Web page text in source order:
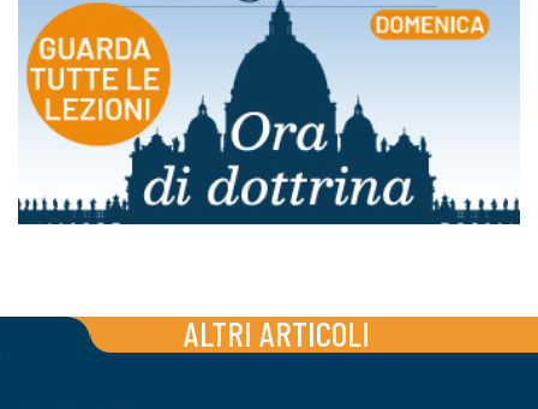
ALTRI ARTICOLI